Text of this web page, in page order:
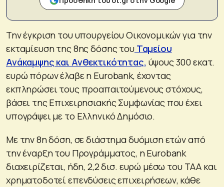
Την έγκριση του υπουργείου Οικονομικών για την
εκταμίευση της 8ης δόσης τουΤαμείου
Ανάκαμψης και Ανθεκτικότητας, ύψους 300 εκατ.
ευρώ πόρων έλαβε η Eurobank, έχοντας
εκπληρώσει τους προαπαιτούμενους στόχους,
βάσει της Επιχειρησιακής Συμφωνίας που έχει
υπογράψει με το Ελληνικό Δημόσιο.
Με την 8η δόση, σε διάστημα δυόμιση ετών από
την έναρξη του Προγράμματος, η Eurobank
διαχειρίζεται, ήδη, 2,2 δισ. ευρώ μέσω του ΤΑΑ και
χρηματοδοτεί επενδύσεις επιχειρήσεων, κάθε